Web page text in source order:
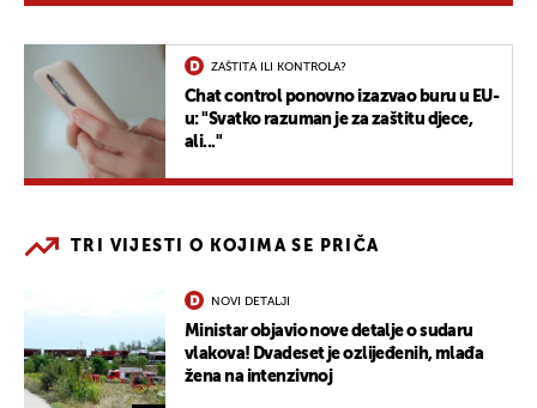
ZAŠTITA ILI KONTROLA?
Chat control ponovno izazvao buru u EU-
u: "Svatko razuman je za zaštitu djece,
ali..."
TRI VIJESTI O KOJIMA SE PRIČA
NOVI DETALJI
Ministar objavio nove detalje o sudaru
vlakova! Dvadeset je ozlijeđenih, mlađa
žena na intenzivnoj